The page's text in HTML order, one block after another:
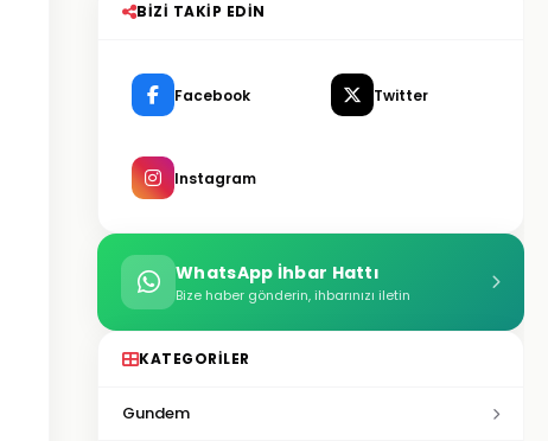
BIZI TAKIP EDIN
Facebook Twitter
Instagram
WhatsApp İhbar Hattı
Bize haber gönderin, ihbarınızı iletin
KATEGORILER
Gundem